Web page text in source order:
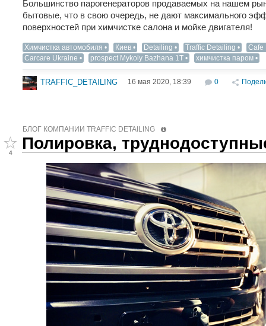
Большинство парогенераторов продаваемых на нашем
бытовые, что в свою очередь, не дают максимального
поверхностей при химчистке салона и мойке двигателя!
Химчистка автомобиля Киев Detailing‬ Traffic Detailing
Cafe
Carcare Ukraine
prospect Mykoly Bazhana 1T химчистка паром
TRAFFIC_DETAILING 16 мая 2020, 18:39 0
БЛОГ КОМПАНИИ TRAFFIC DETAILING
4
Полировка,